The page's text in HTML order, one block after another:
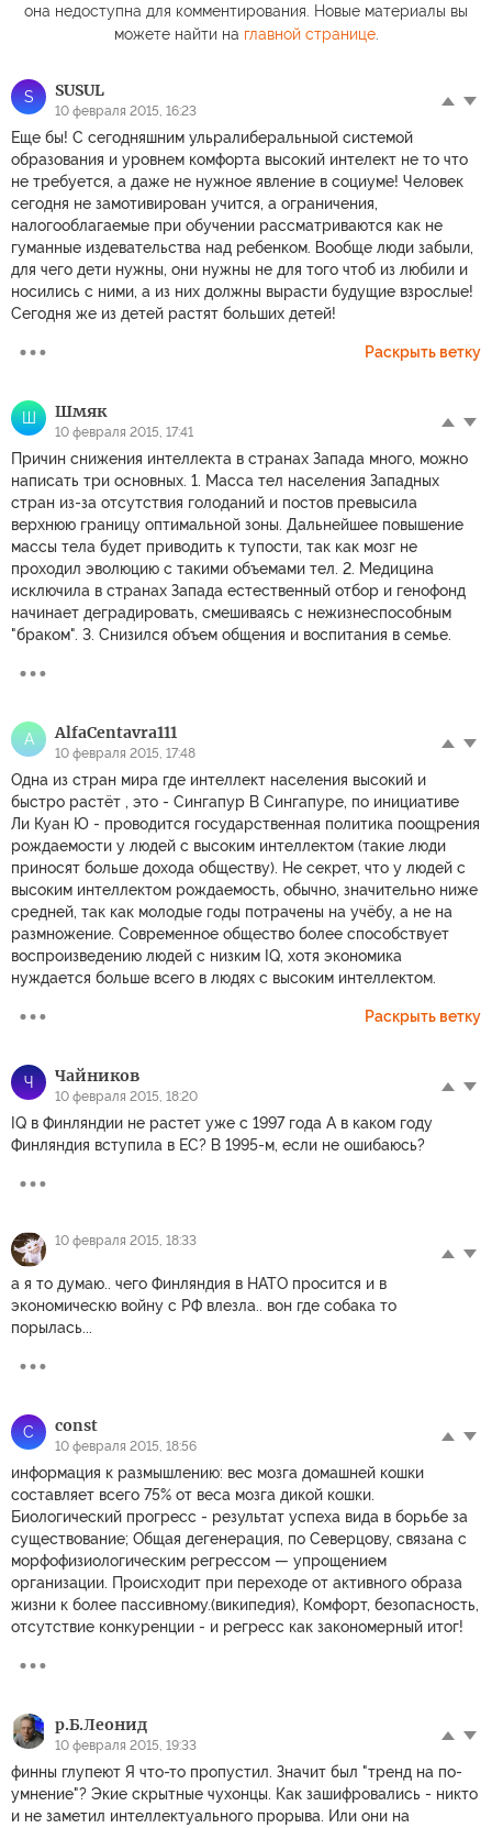
она недоступна для комментирования. Новые материалы вы
можете найти на главной странице.
S SUSUL
10 февраля 2015, 16:23
Еще бы! С сегодняшним ульралиберальныой системой
образования и уровнем комфорта высокий интелект не то что
не требуется, а даже не нужное явление в социуме! Человек
сегодня не замотивирован учится, а ограничения,
налогооблагаемые при обучении рассматриваются как не
гуманные издевательства над ребенком. Вообще люди забыли,
для чего дети нужны, они нужны не для того чтоб из любили и
носились с ними, а из них должны вырасти будущие взрослые!
Сегодня же из детей растят больших детей!
Раскрыть ветку
Ш Шмяк
10 февраля 2015, 17:41
Причин снижения интеллекта в странах Запада много, можно
написать три основных. 1. Масса тел населения Западных
стран из-за отсутствия голоданий и постов превысила
верхнюю границу оптимальной зоны. Дальнейшее повышение
массы тела будет приводить к тупости, так как мозг не
проходил эволюцию с такими объемами тел. 2. Медицина
исключила в странах Запада естественный отбор и генофонд
начинает деградировать, смешиваясь с нежизнеспособным
"браком". 3. Снизился объем общения и воспитания в семье.
A AlfaCentavra111
10 февраля 2015, 17:48
Одна из стран мира где интеллект населения высокий и
быстро растёт , это - Сингапур В Сингапуре, по инициативе
Ли Куан Ю - проводится государственная политика поощрения
рождаемости у людей с высоким интеллектом (такие люди
приносят больше дохода обществу). Не секрет, что у людей с
высоким интеллектом рождаемость, обычно, значительно ниже
средней, так как молодые годы потрачены на учёбу, а не на
размножение. Современное общество более способствует
воспроизведению людей с низким IQ, хотя экономика
нуждается больше всего в людях с высоким интеллектом.
Раскрыть ветку
Ч Чайников
10 февраля 2015, 18:20
IQ в Финляндии не растет уже с 1997 года А в каком году
Финляндия вступила в ЕС? В 1995-м, если не ошибаюсь?
10 февраля 2015, 18:33
а я то думаю.. чего Финляндия в НАТО просится и в
экономическю войну с РФ влезла.. вон где собака то
порылась...
C const
10 февраля 2015, 18:56
информация к размышлению: вес мозга домашней кошки
составляет всего 75% от веса мозга дикой кошки.
Биологический прогресс - результат успеха вида в борьбе за
существование; Общая дегенерация, по Северцову, связана с
морфофизиологическим регрессом — упрощением
организации. Происходит при переходе от активного образа
жизни к более пассивному.(википедия), Комфорт, безопасность,
отсутствие конкуренции - и регресс как закономерный итог!
р.Б.Леонид
10 февраля 2015, 19:33
финны глупеют Я что-то пропустил. Значит был "тренд на по-
умнение"? Экие скрытные чухонцы. Как зашифровались - никто
и не заметил интеллектуального прорыва. Или они на